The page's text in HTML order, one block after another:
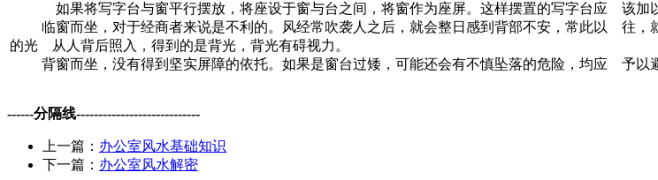
如果将写字台与窗平行摆放，将座设于窗与台之间，将窗作为座屏。这样摆置的写字台应 该加以
临窗而坐，对于经商者来说是不利的。风经常吹袭人之后，就会整日感到背部不安，常此以 往，
的光 从人背后照入，得到的是背光，背光有碍视力。
背窗而坐，没有得到坚实屏障的依托。如果是窗台过矮，可能还会有不慎坠落的危险，均应 予以
------分隔线----------------------------
上一篇： 办公室风水基础知识
下一篇： 办公室风水解密